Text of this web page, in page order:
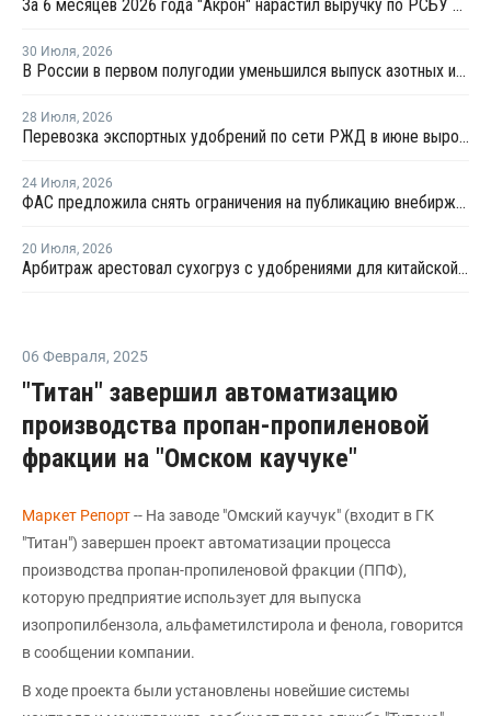
За 6 месяцев 2026 года "Акрон" нарастил выручку по РСБУ на 1,3%
30 Июля, 2026
В России в первом полугодии уменьшился выпуск азотных и фосфорных удобрений
28 Июля, 2026
Перевозка экспортных удобрений по сети РЖД в июне выросла на 11,2%
24 Июля, 2026
ФАС предложила снять ограничения на публикацию внебиржевых индексов на удобрения
20 Июля, 2026
Арбитраж арестовал сухогруз с удобрениями для китайской компании
06 Февраля, 2025
"Титан" завершил автоматизацию
производства пропан-пропиленовой
фракции на "Омском каучуке"
Маркет Репорт-- На заводе "Омский каучук" (входит в ГК
"Титан") завершен проект автоматизации процесса
производства пропан-пропиленовой фракции (ППФ),
которую предприятие использует для выпуска
изопропилбензола, альфаметилстирола и фенола, говорится
в сообщении компании.
В ходе проекта были установлены новейшие системы